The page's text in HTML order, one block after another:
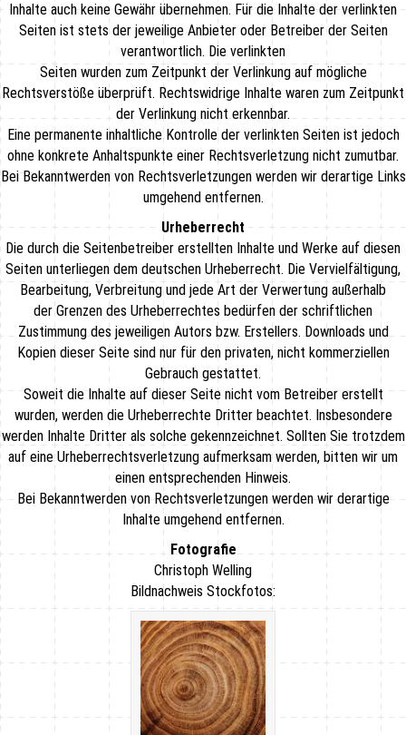
Inhalte auch keine Gewähr übernehmen. Für die Inhalte der verlinkten
Seiten ist stets der jeweilige Anbieter oder Betreiber der Seiten
verantwortlich. Die verlinkten
Seiten wurden zum Zeitpunkt der Verlinkung auf mögliche
Rechtsverstöße überprüft. Rechtswidrige Inhalte waren zum Zeitpunkt
der Verlinkung nicht erkennbar.
Eine permanente inhaltliche Kontrolle der verlinkten Seiten ist jedoch
ohne konkrete Anhaltspunkte einer Rechtsverletzung nicht zumutbar.
Bei Bekanntwerden von Rechtsverletzungen werden wir derartige Links
umgehend entfernen.
Urheberrecht
Die durch die Seitenbetreiber erstellten Inhalte und Werke auf diesen
Seiten unterliegen dem deutschen Urheberrecht. Die Vervielfältigung,
Bearbeitung, Verbreitung und jede Art der Verwertung außerhalb
der Grenzen des Urheberrechtes bedürfen der schriftlichen
Zustimmung des jeweiligen Autors bzw. Erstellers. Downloads und
Kopien dieser Seite sind nur für den privaten, nicht kommerziellen
Gebrauch gestattet.
Soweit die Inhalte auf dieser Seite nicht vom Betreiber erstellt
wurden, werden die Urheberrechte Dritter beachtet. Insbesondere
werden Inhalte Dritter als solche gekennzeichnet. Sollten Sie trotzdem
auf eine Urheberrechtsverletzung aufmerksam werden, bitten wir um
einen entsprechenden Hinweis.
Bei Bekanntwerden von Rechtsverletzungen werden wir derartige
Inhalte umgehend entfernen.
Fotografie
Christoph Welling
Bildnachweis Stockfotos: